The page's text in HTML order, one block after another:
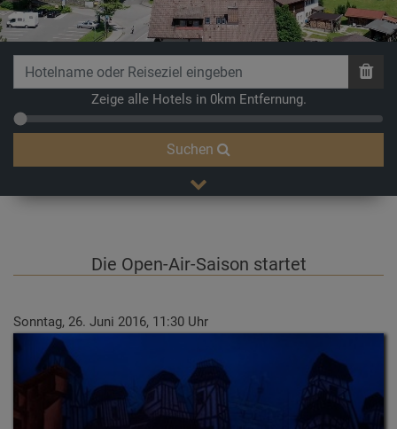
Zeige alle Hotels in 0km Entfernung.
Suchen
Die Open-Air-Saison startet
Sonntag, 26. Juni 2016, 11:30 Uhr